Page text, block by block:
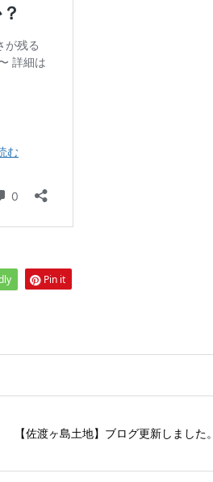
Pin it
【佐渡ヶ島土地】ブログ更新しました。